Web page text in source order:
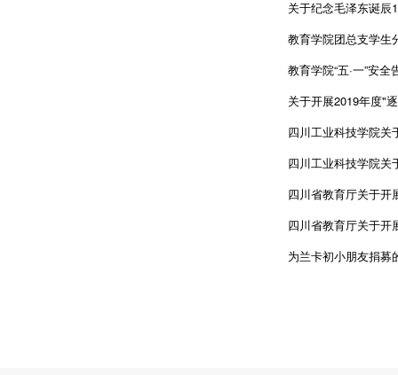
关于纪念毛泽东诞辰
教育学院团总支学生
教育学院“五·一”安全
关于开展2019年度"
四川工业科技学院关
四川工业科技学院关
四川省教育厅关于开
四川省教育厅关于开
为兰卡初小朋友捐募